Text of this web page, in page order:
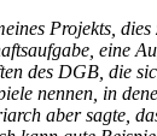
Projekts,
eine
des DGB, die
nennen, in
aber sagte,